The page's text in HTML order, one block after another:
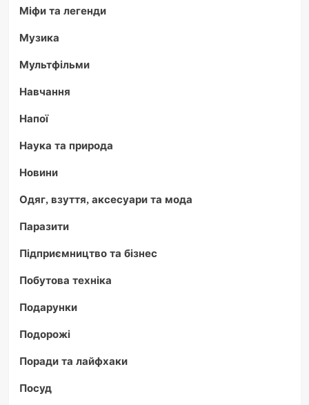
Міфи та легенди
Музика
Мультфільми
Навчання
Напої
Наука та природа
Новини
Одяг, взуття, аксесуари та мода
Паразити
Підприємництво та бізнес
Побутова техніка
Подарунки
Подорожі
Поради та лайфхаки
Посуд